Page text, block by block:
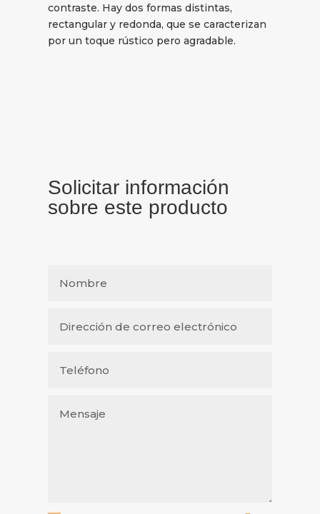
contraste. Hay dos formas distintas,
rectangular y redonda, que se caracterizan
por un toque rústico pero agradable.
Solicitar información
sobre este producto